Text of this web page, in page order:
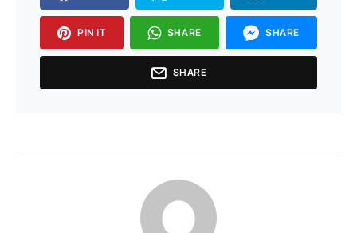
PIN IT SHARE SHARE
SHARE